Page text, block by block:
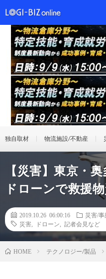
独自取材 物流施設/不動産
【災害】東京・
ドローンで救援
2019.10.26 06:00:16
災害/事
災害
ドローン 記者会見など
HOME テクノロジー/製品